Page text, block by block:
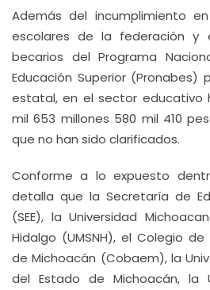
Además del incumplimiento
escolares de la federación
becarios del Programa
Educación Superior (Pronabes)
estatal, en el sector educativo
mil 653 millones 580 mil 410
que no han sido clarificados.
Conforme a lo expuesto
detalla que la Secretaría de
(SEE), la Universidad
Hidalgo (UMSNH), el Colegio
de Michoacán (Cobaem), la
del Estado de Michoacán, la